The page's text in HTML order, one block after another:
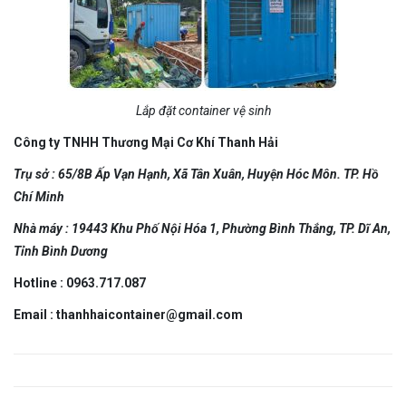
Lắp đặt container vệ sinh
Công ty TNHH Thương Mại Cơ Khí Thanh Hải
Trụ sở : 65/8B Ấp Vạn Hạnh, Xã Tân Xuân, Huyện Hóc Môn. TP. Hồ
Chí Minh
Nhà máy : 19443 Khu Phố Nội Hóa 1, Phường Bình Thắng, TP. Dĩ An,
Tỉnh Bình Dương
Hotline : 0963.717.087
Email : thanhhaicontainer@gmail.com